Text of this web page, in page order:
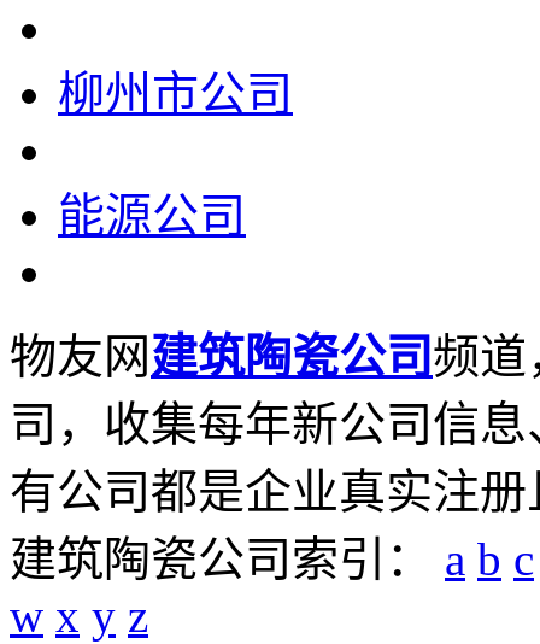
柳州市公司
能源公司
物友网建筑陶瓷公司频道
司，收集每年新公司信
有公司都是企业真实注
建筑陶瓷公司索引： a b c
w x y z